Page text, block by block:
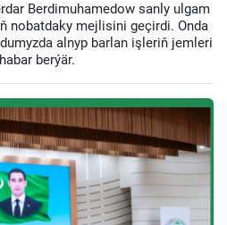
Berdimuhamedow sanly ulgam
nobatdaky mejlisini geçirdi. Onda
alnyp barlan işleriň jemleri
berýär.